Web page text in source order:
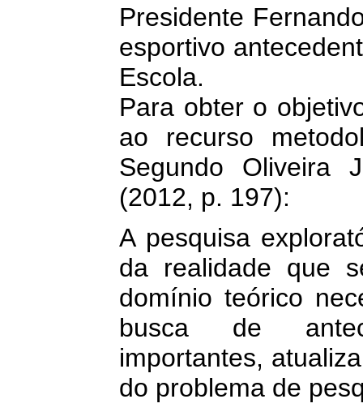
Presidente
esportivo
Escola.
Para obter o
ao recurso
Segundo Oliveira
(2012, p. 197):
A pesquisa
da realidade que
domínio teórico
busca de
importantes,
do problema de